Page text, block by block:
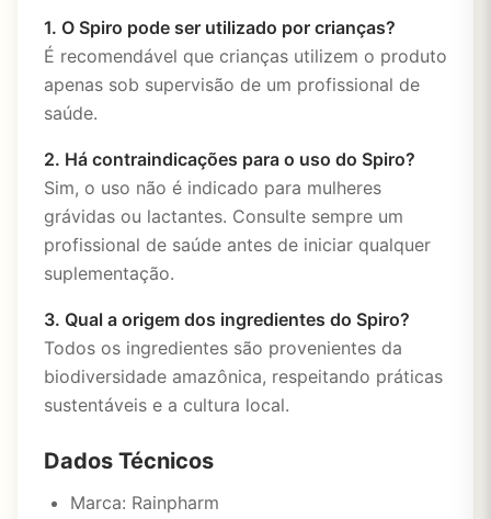
1. O Spiro pode ser utilizado por crianças?
É recomendável que crianças utilizem o produto
apenas sob supervisão de um profissional de
saúde.
2. Há contraindicações para o uso do Spiro?
Sim, o uso não é indicado para mulheres
grávidas ou lactantes. Consulte sempre um
profissional de saúde antes de iniciar qualquer
suplementação.
3. Qual a origem dos ingredientes do Spiro?
Todos os ingredientes são provenientes da
biodiversidade amazônica, respeitando práticas
sustentáveis e a cultura local.
Dados Técnicos
Marca: Rainpharm